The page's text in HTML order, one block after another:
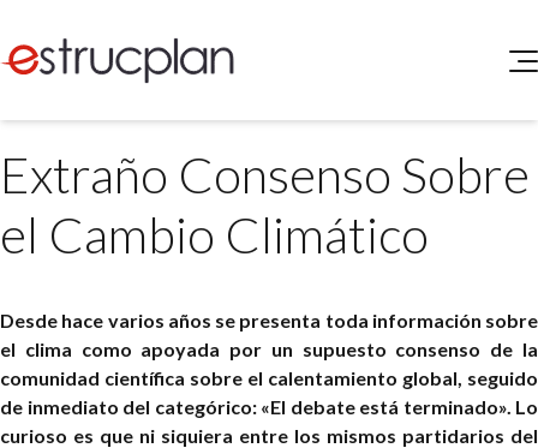
SERVICIOS
Medio Ambiente
INGRESAR
Buscador de Legislación
Matriz Premium
Matriz Profesional
Extraño Consenso Sobre
el Cambio Climático
Desde hace varios años se presenta toda información sobre
el clima como apoyada por un supuesto consenso de la
comunidad científica sobre el calentamiento global, seguido
de inmediato del categórico: «El debate está terminado». Lo
curioso es que ni siquiera entre los mismos partidarios del